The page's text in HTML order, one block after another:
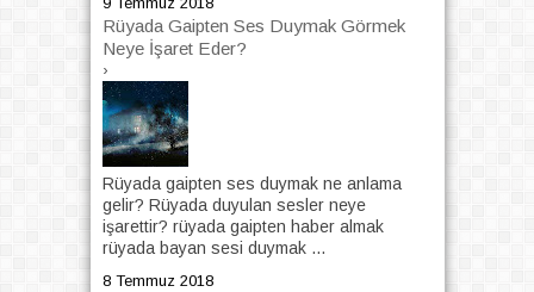
Rüyada Gaipten Ses Duymak Görmek
Neye İşaret Eder?
›
Rüyada gaipten ses duymak ne anlama
gelir? Rüyada duyulan sesler neye
işarettir? rüyada gaipten haber almak
rüyada bayan sesi duymak ...
8 Temmuz 2018